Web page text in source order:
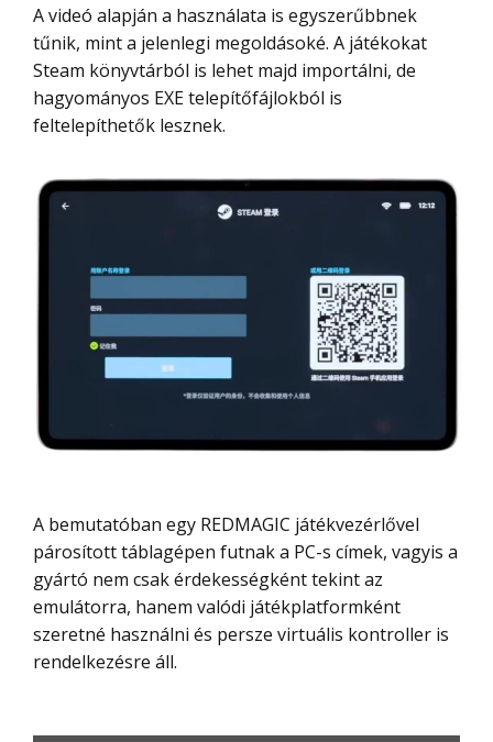
A videó alapján a használata is egyszerűbbnek
tűnik, mint a jelenlegi megoldásoké. A játékokat
Steam könyvtárból is lehet majd importálni, de
hagyományos EXE telepítőfájlokból is
feltelepíthetők lesznek.
A bemutatóban egy REDMAGIC játékvezérlővel
párosított táblagépen futnak a PC-s címek, vagyis a
gyártó nem csak érdekességként tekint az
emulátorra, hanem valódi játékplatformként
szeretné használni és persze virtuális kontroller is
rendelkezésre áll.